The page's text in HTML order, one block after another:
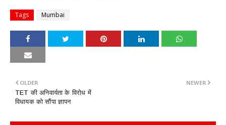
Tags Mumbai
NEWER
OLDER
TET की अनिवार्यता के विरोध में
विधायक को सौंपा ज्ञापन